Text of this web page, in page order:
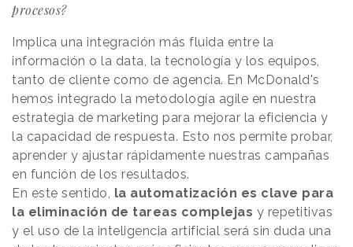
procesos?
Implica una integración más fluida entre la
información o la data, la tecnología y los equipos,
tanto de cliente como de agencia. En McDonald's
hemos integrado la metodología agile en nuestra
estrategia de marketing para mejorar la eficiencia y
la capacidad de respuesta. Esto nos permite probar,
aprender y ajustar rápidamente nuestras campañas
en función de los resultados.
En este sentido, la automatización es clave para
la eliminación de tareas complejas y repetitivas
y el uso de la inteligencia artificial será sin duda una